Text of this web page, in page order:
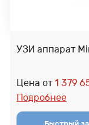
УЗИ аппарат
Цена от 1 379
Подробнее